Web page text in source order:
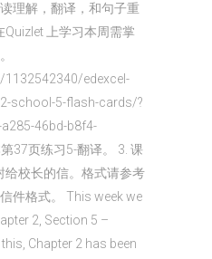
理解，翻译，和句子重
Quizlet 上学习本周需掌
edexcel-
school-5-flash-cards/?
46bd-b8f4-
37页练习5-翻译。 3. 课
给校长的信。格式请参考
件格式。 This week we
2, Section 5 –
Chapter 2 has been